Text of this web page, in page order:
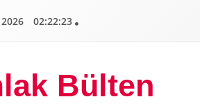
02:22:24
Bülten